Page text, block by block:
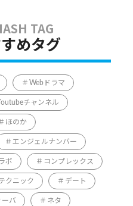
めタグ
Webドラマ
チャンネル
ほのか
エンジェルナンバー
ボ コンプレックス
クニック デート
ーバ ネタ